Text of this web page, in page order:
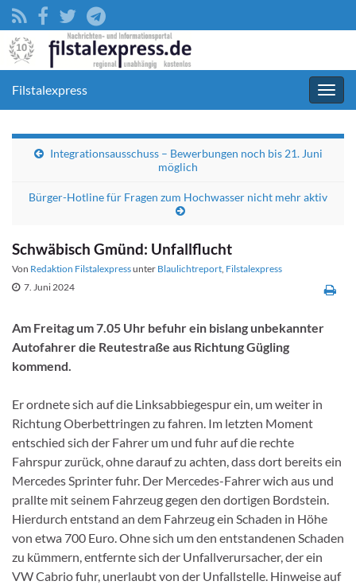
Filstalexpress
Integrationsausschuss – Bewerbungen noch bis 21. Juni
möglich
Bürger-Hotline für Fragen zum Hochwasser nicht mehr aktiv
Schwäbisch Gmünd: Unfallflucht
Von Redaktion Filstalexpressunter Blaulichtreport, Filstalexpress
7. Juni 2024
Am Freitag um 7.05 Uhr befuhr ein bislang unbekannter
Autofahrer die Reutestraße aus Richtung Gügling
kommend.
Er ordnete sich auf die Linksabbiegespur ein, um weiter in
Richtung Oberbettringen zu fahren. Im letzten Moment
entschied sich der Fahrer um und fuhr auf die rechte
Fahrspur zurück, ohne darauf zu achten, dass dort bereits ein
Mercedes Sprinter fuhr. Der Mercedes-Fahrer wich aus und
prallte mit seinem Fahrzeug gegen den dortigen Bordstein.
Hierdurch entstand an dem Fahrzeug ein Schaden in Höhe
von etwa 700 Euro. Ohne sich um den entstandenen Schaden
zu kümmern, entfernte sich der Unfallverursacher, der ein
VW Cabrio fuhr, unerlaubt von der Unfallstelle. Hinweise auf